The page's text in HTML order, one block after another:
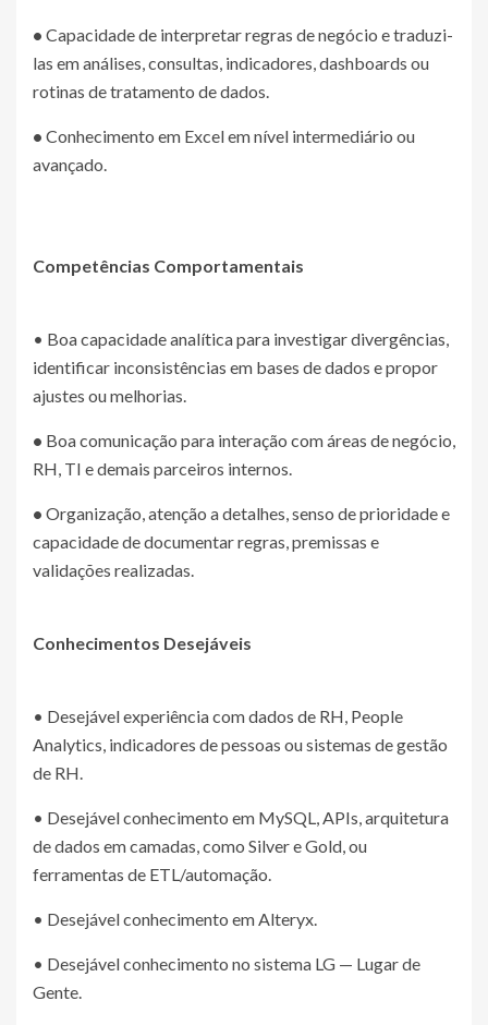
• Capacidade de interpretar regras de negócio e traduzi-
las em análises, consultas, indicadores, dashboards ou
rotinas de tratamento de dados.
• Conhecimento em Excel em nível intermediário ou
avançado.
Competências Comportamentais
• Boa capacidade analítica para investigar divergências,
identificar inconsistências em bases de dados e propor
ajustes ou melhorias.
• Boa comunicação para interação com áreas de negócio,
RH, TI e demais parceiros internos.
• Organização, atenção a detalhes, senso de prioridade e
capacidade de documentar regras, premissas e
validações realizadas.
Conhecimentos Desejáveis
• Desejável experiência com dados de RH, People
Analytics, indicadores de pessoas ou sistemas de gestão
de RH.
• Desejável conhecimento em MySQL, APIs, arquitetura
de dados em camadas, como Silver e Gold, ou
ferramentas de ETL/automação.
• Desejável conhecimento em Alteryx.
• Desejável conhecimento no sistema LG — Lugar de
Gente.